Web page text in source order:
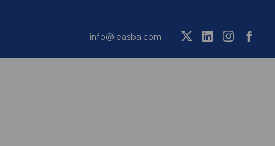
info@leasba.com